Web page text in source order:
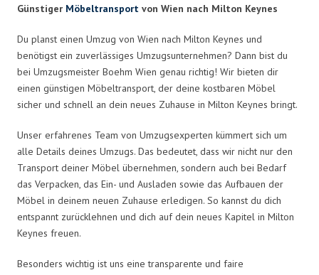
Günstiger Möbeltransport von Wien nach Milton Keynes
Du planst einen Umzug von Wien nach Milton Keynes und
benötigst ein zuverlässiges Umzugsunternehmen? Dann bist du
bei Umzugsmeister Boehm Wien genau richtig! Wir bieten dir
einen günstigen Möbeltransport, der deine kostbaren Möbel
sicher und schnell an dein neues Zuhause in Milton Keynes bringt.
Unser erfahrenes Team von Umzugsexperten kümmert sich um
alle Details deines Umzugs. Das bedeutet, dass wir nicht nur den
Transport deiner Möbel übernehmen, sondern auch bei Bedarf
das Verpacken, das Ein- und Ausladen sowie das Aufbauen der
Möbel in deinem neuen Zuhause erledigen. So kannst du dich
entspannt zurücklehnen und dich auf dein neues Kapitel in Milton
Keynes freuen.
Besonders wichtig ist uns eine transparente und faire